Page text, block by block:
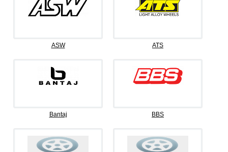
ASW ATS
Bantaj BBS